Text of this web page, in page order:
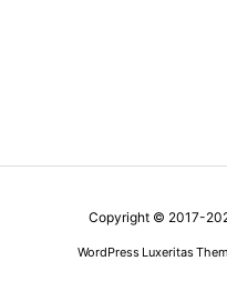
Copyright © 2017-
WordPress Luxeritas